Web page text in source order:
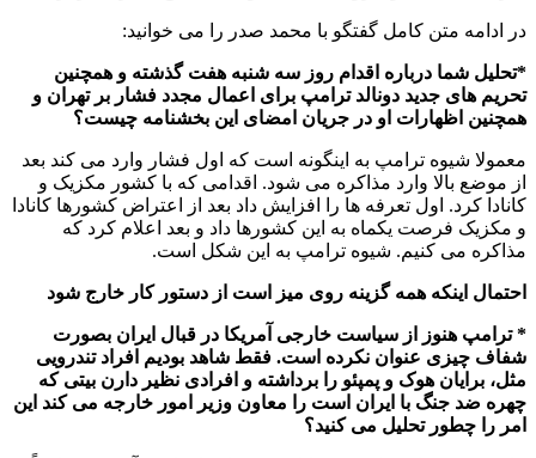
در ادامه متن کامل گفتگو با محمد صدر را می خوانید:
*تحلیل شما درباره اقدام روز سه شنبه هفت گذشته و همچنین
تحریم های جدید دونالد ترامپ برای اعمال مجدد فشار بر تهران و
همچنین اظهارات او در جریان امضای این بخشنامه چیست؟
معمولا شیوه ترامپ به اینگونه است که اول فشار وارد می کند بعد
از موضع بالا وارد مذاکره می شود. اقدامی که با کشور مکزیک و
کانادا کرد. اول تعرفه ها را افزایش داد بعد از اعتراض کشورها کانادا
و مکزیک فرصت یکماه به این کشورها داد و بعد اعلام کرد که
مذاکره می کنیم. شیوه ترامپ به این شکل است.
احتمال اینکه همه گزینه روی میز است از دستور کار خارج شود
* ترامپ هنوز از سیاست خارجی آمریکا در قبال ایران بصورت
شفاف چیزی عنوان نکرده است. فقط شاهد بودیم افراد تندرویی
مثل، برایان هوک و پمپئو را برداشته و افرادی نظیر دارن بیتی که
چهره ضد جنگ با ایران است را معاون وزیر امور خارجه می کند این
امر را چطور تحلیل می کنید؟